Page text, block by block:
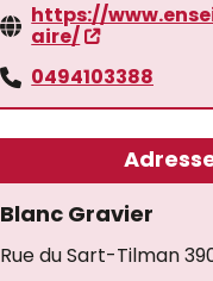
https://
aire/
0494103388
Blanc Gravier
Rue du Sart-Tilman